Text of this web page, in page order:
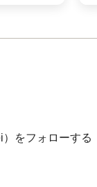
をフォローする